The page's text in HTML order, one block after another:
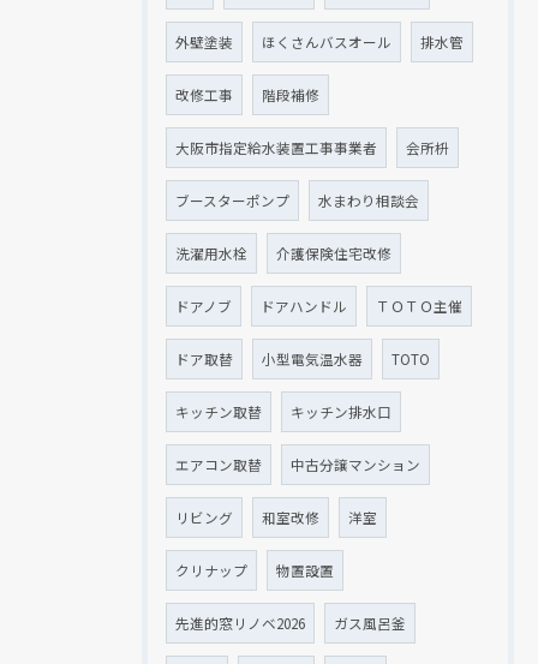
外壁塗装 ほくさんバスオール 排水管
改修工事 階段補修
大阪市指定給水装置工事事業者 会所枡
ブースターポンプ 水まわり相談会
洗濯用水栓 介護保険住宅改修
ドアノブ ドアハンドル ＴＯＴＯ主催
ドア取替 小型電気温水器 TOTO
キッチン取替 キッチン排水口
エアコン取替 中古分譲マンション
リビング 和室改修 洋室
クリナップ 物置設置
先進的窓リノベ2026 ガス風呂釜